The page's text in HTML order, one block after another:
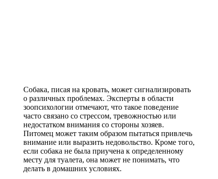
Собака, писая на кровать, может сигнализировать
о различных проблемах. Эксперты в области
зоопсихологии отмечают, что такое поведение
часто связано со стрессом, тревожностью или
недостатком внимания со стороны хозяев.
Питомец может таким образом пытаться привлечь
внимание или выразить недовольство. Кроме того,
если собака не была приучена к определенному
месту для туалета, она может не понимать, что
делать в домашних условиях.